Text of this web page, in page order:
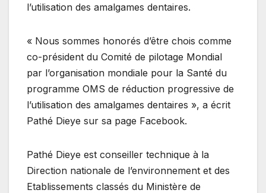
l’utilisation des amalgames dentaires.
« Nous sommes honorés d’être chois comme
co-président du Comité de pilotage Mondial
par l’organisation mondiale pour la Santé du
programme OMS de réduction progressive de
l’utilisation des amalgames dentaires », a écrit
Pathé Dieye sur sa page Facebook.
Pathé Dieye est conseiller technique à la
Direction nationale de l’environnement et des
Etablissements classés du Ministère de